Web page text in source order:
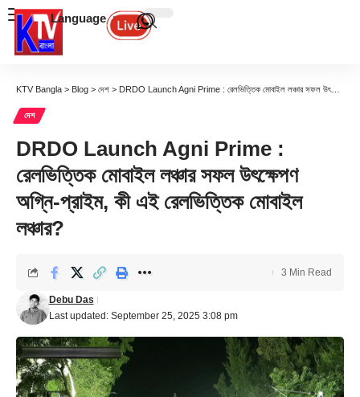
Language
KTV Bangla > Blog > দেশ > DRDO Launch Agni Prime : রেলভিত্তিক মোবাইল লঞ্চার সফল উৎক্ষেপণ অগ্নি-প্রাইম, কী এই রেলভিত্তিক মোবাইল লঞ্চার?
দেশ
DRDO Launch Agni Prime :
রেলভিত্তিক মোবাইল লঞ্চার সফল উৎক্ষেপণ
অগ্নি-প্রাইম, কী এই রেলভিত্তিক মোবাইল
লঞ্চার?
Last updated: September 25, 2025 3:08 pm
Debu Das
3 Min Read